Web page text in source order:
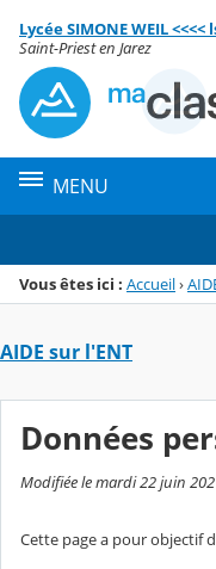
Menu de la rubrique
Contenu
Lycée SIMONE WEIL <<<<
Saint-Priest en Jarez
MENU
Vous êtes ici : Accueil›
AIDE sur l'ENT
Données
Modifiée le mardi 22 juin
Cette page a pour objectif